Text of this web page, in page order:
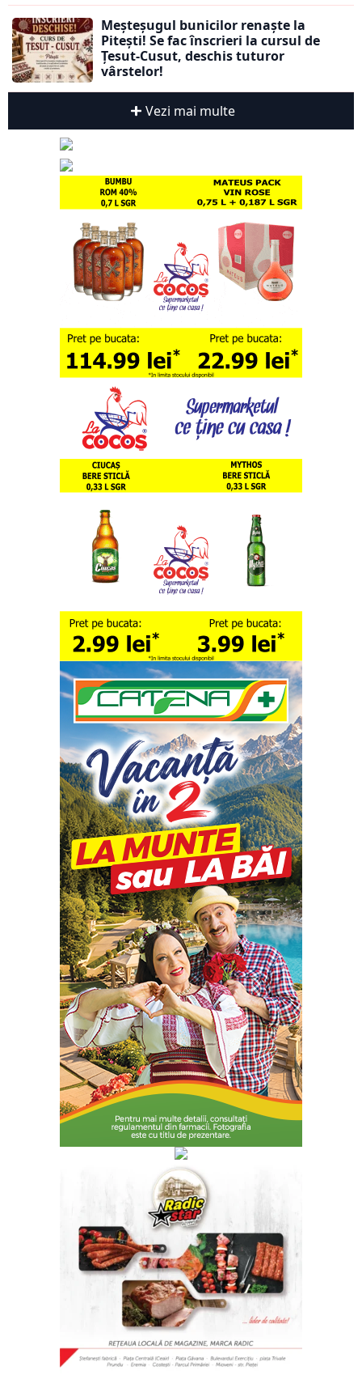
Meșteșugul bunicilor renaște la
Pitești! Se fac înscrieri la cursul de
Țesut-Cusut, deschis tuturor
vârstelor!
Vezi mai multe